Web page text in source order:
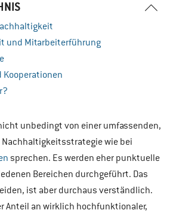
und Mitarbeiterführung
unbedingt von einer umfassenden,
wie bei
sprechen. Es werden eher punktuelle
Bereichen durchgeführt. Das
ist aber durchaus verständlich.
Anteil an wirklich hochfunktionaler,